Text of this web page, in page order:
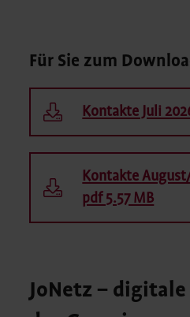
Für Sie zum
Kontakte Juli
Kontakte
pdf 5.57 MB
JoNetz –